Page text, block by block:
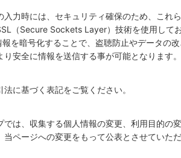
入力時には、セキュリティ確保のため、これ
（Secure Sockets Layer）技術を使用してお
を暗号化することで、盗聴防止やデータの
り安全に情報を送信する事が可能となります。
法に基づく表記をご覧ください。
では、収集する個人情報の変更、利用目的の
当ページへの変更をもって公表とさせていただ